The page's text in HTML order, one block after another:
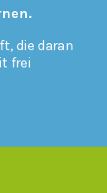
die daran
frei